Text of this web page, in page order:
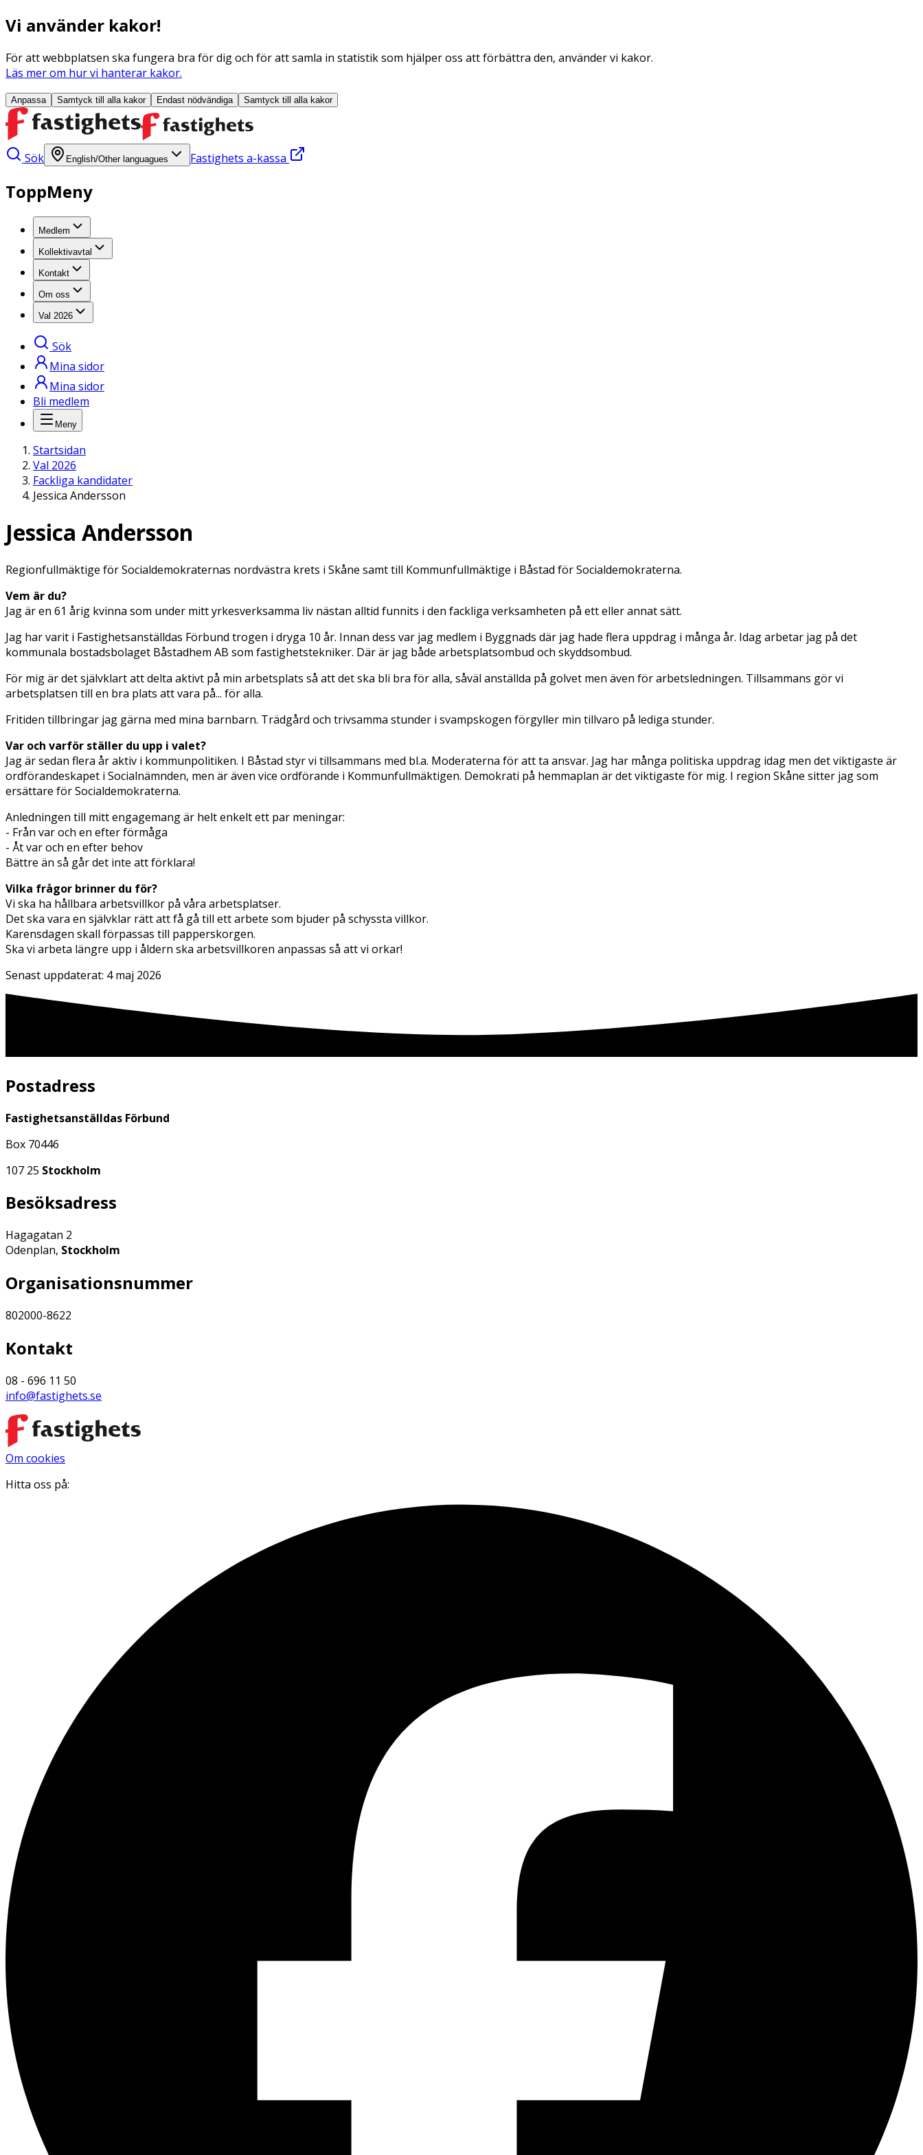
Vi använder kakor!
För att webbplatsen ska fungera bra för dig och för att samla in statistik som hjälper oss att förbättra den, använder vi kakor.
Läs mer om hur vi hanterar kakor.
Anpassa Samtyck till alla kakor Endast nödvändiga Samtyck till alla kakor
Sök English/Other languagues Fastighets a-kassa
ToppMeny
Medlem
Kollektivavtal
Kontakt
Om oss
Val 2026
Sök
Mina sidor
Mina sidor
Bli medlem
Meny
Startsidan
Val 2026
Fackliga kandidater
Jessica Andersson
Jessica Andersson
Regionfullmäktige för Socialdemokraternas nordvästra krets i Skåne samt till Kommunfullmäktige i Båstad för Socialdemokraterna.
Vem är du?
Jag är en 61 årig kvinna som under mitt yrkesverksamma liv nästan alltid funnits i den fackliga verksamheten på ett eller annat sätt.
Jag har varit i Fastighetsanställdas Förbund trogen i dryga 10 år. Innan dess var jag medlem i Byggnads där jag hade flera uppdrag i många år. Idag arbetar jag på det
kommunala bostadsbolaget Båstadhem AB som fastighetstekniker. Där är jag både arbetsplatsombud och skyddsombud.
För mig är det självklart att delta aktivt på min arbetsplats så att det ska bli bra för alla, såväl anställda på golvet men även för arbetsledningen. Tillsammans gör vi
arbetsplatsen till en bra plats att vara på... för alla.
Fritiden tillbringar jag gärna med mina barnbarn. Trädgård och trivsamma stunder i svampskogen förgyller min tillvaro på lediga stunder.
Var och varför ställer du upp i valet?
Jag är sedan flera år aktiv i kommunpolitiken. I Båstad styr vi tillsammans med bl.a. Moderaterna för att ta ansvar. Jag har många politiska uppdrag idag men det viktigaste är
ordförandeskapet i Socialnämnden, men är även vice ordförande i Kommunfullmäktigen. Demokrati på hemmaplan är det viktigaste för mig. I region Skåne sitter jag som
ersättare för Socialdemokraterna.
Anledningen till mitt engagemang är helt enkelt ett par meningar:
- Från var och en efter förmåga
- Åt var och en efter behov
Bättre än så går det inte att förklara!
Vilka frågor brinner du för?
Vi ska ha hållbara arbetsvillkor på våra arbetsplatser.
Det ska vara en självklar rätt att få gå till ett arbete som bjuder på schyssta villkor.
Karensdagen skall förpassas till papperskorgen.
Ska vi arbeta längre upp i åldern ska arbetsvillkoren anpassas så att vi orkar!
Senast uppdaterat: 4 maj 2026
Postadress
Fastighetsanställdas Förbund
Box 70446
107 25 Stockholm
Besöksadress
Hagagatan 2
Odenplan, Stockholm
Organisationsnummer
802000-8622
Kontakt
08 - 696 11 50
info@fastighets.se
Om cookies
Hitta oss på: